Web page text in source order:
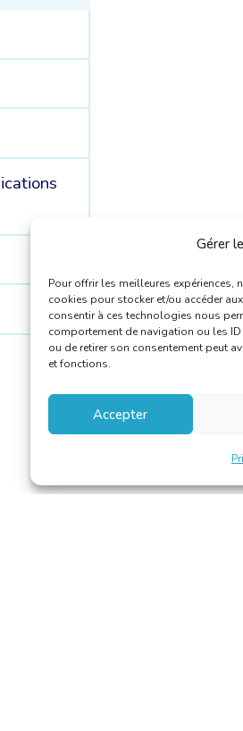
Gérer
Pour offrir les meilleures
cookies pour stocker et/ou accéder
consentir à ces technologies nous
comportement de navigation ou les
ou de retirer son consentement peut
et fonctions.
Accepter